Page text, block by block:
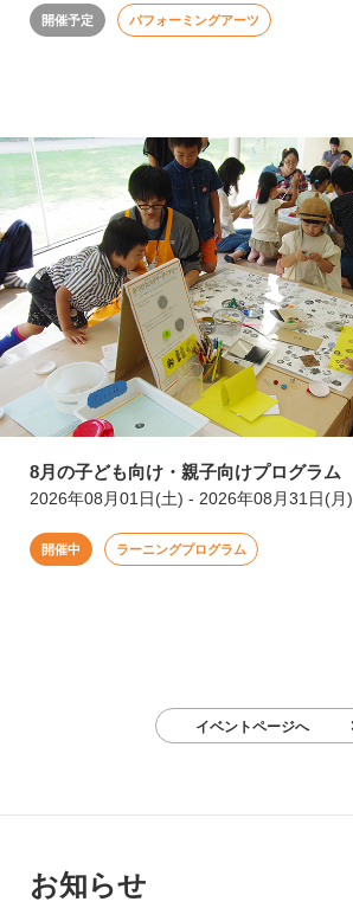
開催予定 パフォーミングアーツ
8月の子ども向け・親子向けプログラム
2026年08月01日(土) - 2026年08月31日(月)
開催中 ラーニングプログラム
イベントページへ
お知らせ